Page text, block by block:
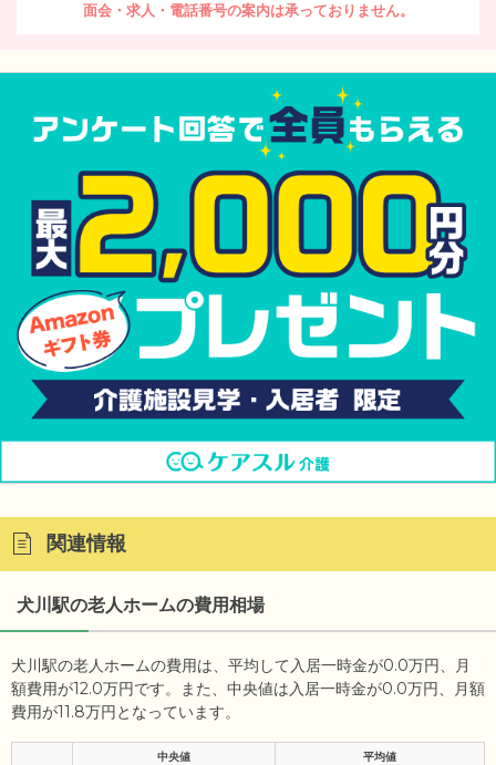
面会・求人・電話番号の案内は承っておりません。
関連情報
犬川駅の老人ホームの費用相場
犬川駅の老人ホームの費用は、平均して入居一時金が0.0万円、月
額費用が12.0万円です。また、中央値は入居一時金が0.0万円、月額
費用が11.8万円となっています。
中央値 平均値